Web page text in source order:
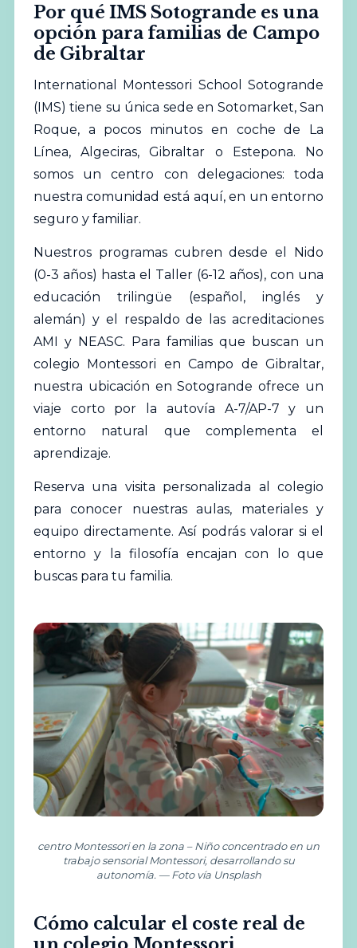
Por qué IMS Sotogrande es una
opción para familias de Campo
de Gibraltar
International Montessori School Sotogrande
(IMS) tiene su única sede en Sotomarket, San
Roque, a pocos minutos en coche de La
Línea, Algeciras, Gibraltar o Estepona. No
somos un centro con delegaciones: toda
nuestra comunidad está aquí, en un entorno
seguro y familiar.
Nuestros programas cubren desde el Nido
(0-3 años) hasta el Taller (6-12 años), con una
educación trilingüe (español, inglés y
alemán) y el respaldo de las acreditaciones
AMI y NEASC. Para familias que buscan un
colegio Montessori en Campo de Gibraltar,
nuestra ubicación en Sotogrande ofrece un
viaje corto por la autovía A-7/AP-7 y un
entorno natural que complementa el
aprendizaje.
Reserva una visita personalizada al colegio
para conocer nuestras aulas, materiales y
equipo directamente. Así podrás valorar si el
entorno y la filosofía encajan con lo que
buscas para tu familia.
centro Montessori en la zona – Niño concentrado en un
trabajo sensorial Montessori, desarrollando su
autonomía. — Foto vía Unsplash
Cómo calcular el coste real de